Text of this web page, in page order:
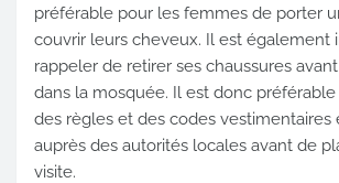
préférable pour les femmes de porter
couvrir leurs cheveux. Il est également
rappeler de retirer ses chaussures
dans la mosquée. Il est donc
des règles et des codes vestimentaires
auprès des autorités locales avant de
visite.